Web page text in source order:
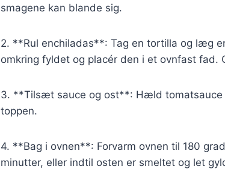
smagene kan blande sig.
2. **Rul enchiladas**: Tag en tortilla og læg
omkring fyldet og placér den i et ovnfast fad.
3. **Tilsæt sauce og ost**: Hæld tomatsauce
toppen.
4. **Bag i ovnen**: Forvarm ovnen til 180
minutter, eller indtil osten er smeltet og let